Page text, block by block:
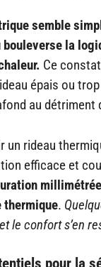
semble
la
Ce
épais ou
au détriment
un rideau
efficace et
thermique.
le confort s’en
pour la